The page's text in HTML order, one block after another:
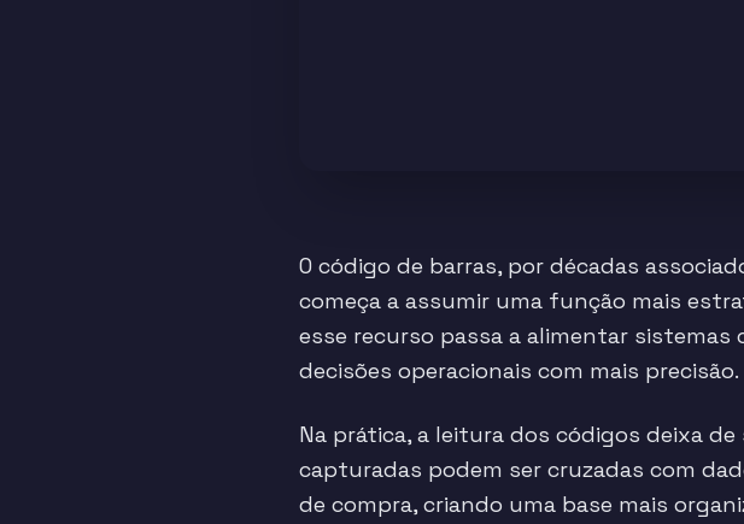
O código de barras, por décadas
começa a assumir uma função mais
esse recurso passa a alimentar
decisões operacionais com mais precisão.
Na prática, a leitura dos códigos deixa
capturadas podem ser cruzadas com
de compra, criando uma base mais